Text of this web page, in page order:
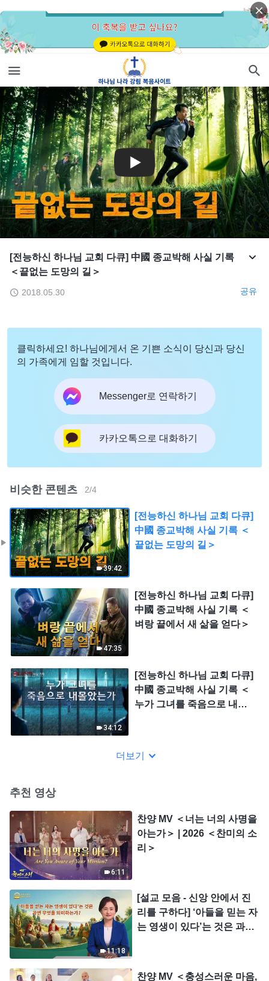
[전능하신 하나님 교회 다큐] 中國 종교박해 사실 기록
＜끝없는 도망의 길＞
2018.05.30 공유
클릭하세요! 하나님에게서 온 기쁜 소식이 당신과 당신
의 가족에게 임할 것입니다.
Messenger로 연락하기
카카오톡으로 대화하기
비슷한 콘텐츠 2/4
39:42
[전능하신 하나님 교회 다큐]
中國 종교박해 사실 기록 ＜
끝없는 도망의 길＞
47:35
[전능하신 하나님 교회 다큐]
中國 종교박해 사실 기록 ＜
벼랑 끝에서 새 삶을 얻다＞
34:12
[전능하신 하나님 교회 다큐]
中國 종교박해 사실 기록 ＜
누가 그녀를 죽음으로 내몰
더보기
추천 영상
6:11
찬양 MV ＜너는 너의 사명을
아는가＞ | 2026 ＜찬미의 소
리＞
11:18
[설교 모음 - 신앙 안에서 진
리를 구하다] ‘아들을 믿는 자
는 영생이 있다’는 것은 과연
찬양 MV ＜충성스러운 마음,